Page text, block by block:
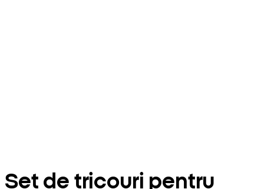
Set de tricouri pentru